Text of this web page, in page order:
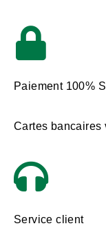
Paiement 100%
Cartes bancaires
Service client